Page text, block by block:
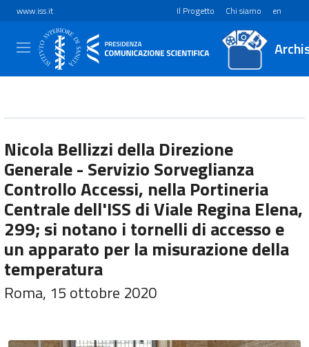
www.iss.it Il Progetto Chi siamo en
Nicola Bellizzi della Direzione
Generale - Servizio Sorveglianza
Controllo Accessi, nella Portineria
Centrale dell'ISS di Viale Regina Elena,
299; si notano i tornelli di accesso e
un apparato per la misurazione della
temperatura
Roma, 15 ottobre 2020